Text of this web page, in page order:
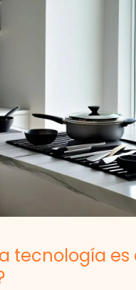
tecnología es